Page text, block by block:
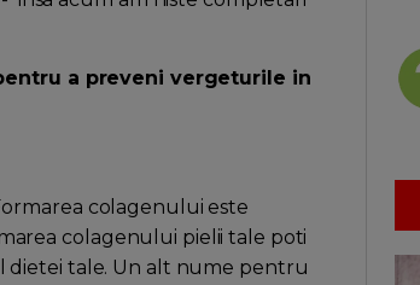
a preveni vergeturile in
colagenului este
colagenului pielii tale poti
dietei tale. Un alt nume pentru